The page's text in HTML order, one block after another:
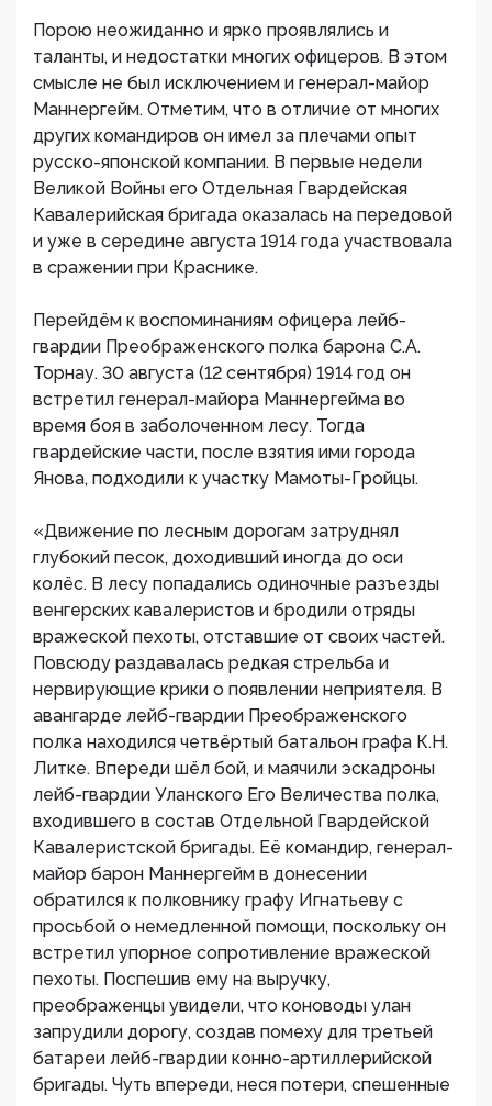
Порою неожиданно и ярко проявлялись и
таланты, и недостатки многих офицеров. В этом
смысле не был исключением и генерал-майор
Маннергейм. Отметим, что в отличие от многих
других командиров он имел за плечами опыт
русско-японской компании. В первые недели
Великой Войны его Отдельная Гвардейская
Кавалерийская бригада оказалась на передовой
и уже в середине августа 1914 года участвовала
в сражении при Краснике.
Перейдём к воспоминаниям офицера лейб-
гвардии Преображенского полка барона С.А.
Торнау. 30 августа (12 сентября) 1914 год он
встретил генерал-майора Маннергейма во
время боя в заболоченном лесу. Тогда
гвардейские части, после взятия ими города
Янова, подходили к участку Мамоты-Гройцы.
«Движение по лесным дорогам затруднял
глубокий песок, доходивший иногда до оси
колёс. В лесу попадались одиночные разъезды
венгерских кавалеристов и бродили отряды
вражеской пехоты, отставшие от своих частей.
Повсюду раздавалась редкая стрельба и
нервирующие крики о появлении неприятеля. В
авангарде лейб-гвардии Преображенского
полка находился четвёртый батальон графа К.Н.
Литке. Впереди шёл бой, и маячили эскадроны
лейб-гвардии Уланского Его Величества полка,
входившего в состав Отдельной Гвардейской
Кавалеристской бригады. Её командир, генерал-
майор барон Маннергейм в донесении
обратился к полковнику графу Игнатьеву с
просьбой о немедленной помощи, поскольку он
встретил упорное сопротивление вражеской
пехоты. Поспешив ему на выручку,
преображенцы увидели, что коноводы улан
запрудили дорогу, создав помеху для третьей
батареи лейб-гвардии конно-артиллерийской
бригады. Чуть впереди, неся потери, спешенные